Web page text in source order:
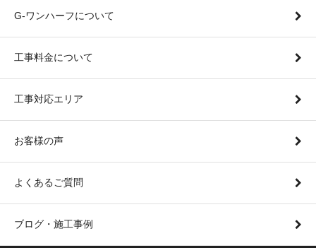
G-ワンハーフについて
工事料金について
工事対応エリア
お客様の声
よくあるご質問
ブログ・施工事例